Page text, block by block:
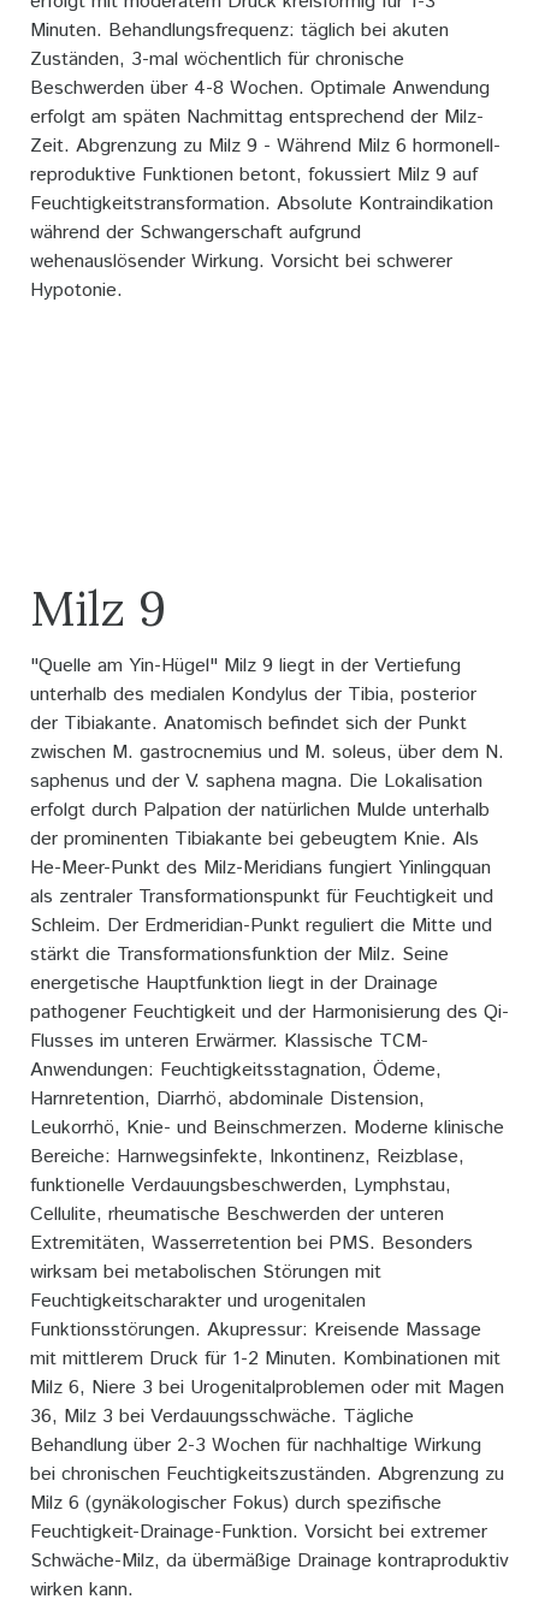
Minuten. Behandlungsfrequenz: täglich bei akuten
Zuständen, 3-mal wöchentlich für chronische
Beschwerden über 4-8 Wochen. Optimale Anwendung
erfolgt am späten Nachmittag entsprechend der Milz-
Zeit. Abgrenzung zu Milz 9 - Während Milz 6 hormonell-
reproduktive Funktionen betont, fokussiert Milz 9 auf
Feuchtigkeitstransformation. Absolute Kontraindikation
während der Schwangerschaft aufgrund
wehenauslösender Wirkung. Vorsicht bei schwerer
Hypotonie.
Milz 9
"Quelle am Yin-Hügel" Milz 9 liegt in der Vertiefung
unterhalb des medialen Kondylus der Tibia, posterior
der Tibiakante. Anatomisch befindet sich der Punkt
zwischen M. gastrocnemius und M. soleus, über dem N.
saphenus und der V. saphena magna. Die Lokalisation
erfolgt durch Palpation der natürlichen Mulde unterhalb
der prominenten Tibiakante bei gebeugtem Knie. Als
He-Meer-Punkt des Milz-Meridians fungiert Yinlingquan
als zentraler Transformationspunkt für Feuchtigkeit und
Schleim. Der Erdmeridian-Punkt reguliert die Mitte und
stärkt die Transformationsfunktion der Milz. Seine
energetische Hauptfunktion liegt in der Drainage
pathogener Feuchtigkeit und der Harmonisierung des Qi-
Flusses im unteren Erwärmer. Klassische TCM-
Anwendungen: Feuchtigkeitsstagnation, Ödeme,
Harnretention, Diarrhö, abdominale Distension,
Leukorrhö, Knie- und Beinschmerzen. Moderne klinische
Bereiche: Harnwegsinfekte, Inkontinenz, Reizblase,
funktionelle Verdauungsbeschwerden, Lymphstau,
Cellulite, rheumatische Beschwerden der unteren
Extremitäten, Wasserretention bei PMS. Besonders
wirksam bei metabolischen Störungen mit
Feuchtigkeitscharakter und urogenitalen
Funktionsstörungen. Akupressur: Kreisende Massage
mit mittlerem Druck für 1-2 Minuten. Kombinationen mit
Milz 6, Niere 3 bei Urogenitalproblemen oder mit Magen
36, Milz 3 bei Verdauungsschwäche. Tägliche
Behandlung über 2-3 Wochen für nachhaltige Wirkung
bei chronischen Feuchtigkeitszuständen. Abgrenzung zu
Milz 6 (gynäkologischer Fokus) durch spezifische
Feuchtigkeit-Drainage-Funktion. Vorsicht bei extremer
Schwäche-Milz, da übermäßige Drainage kontraproduktiv
wirken kann.